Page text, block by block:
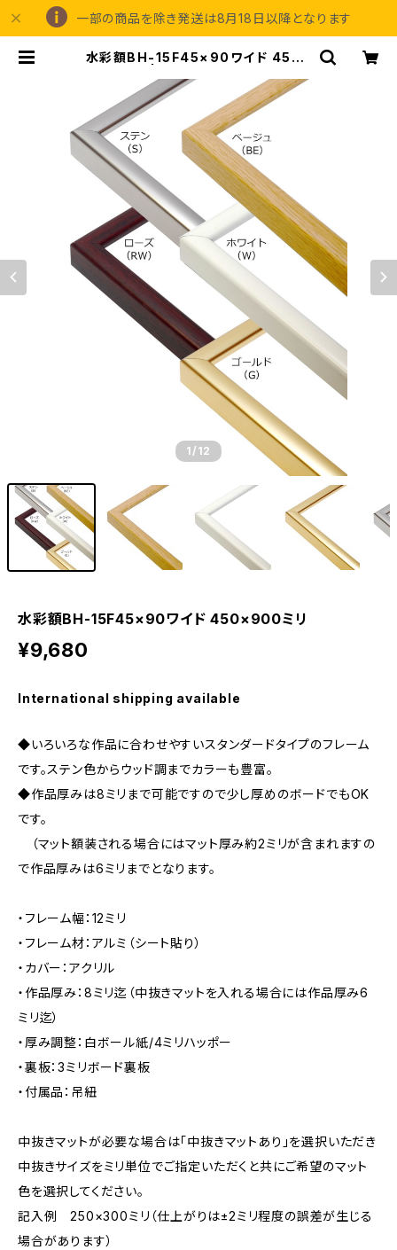
一部の商品を除き発送は8月18日以降となります
水彩額BH-15F45×90ワイド 450×
ーミングアイガ
1 /12
水彩額BH-15F45×90ワイド 450×900ミリ
¥9,680
International shipping available
◆いろいろな作品に合わせやすいスタンダードタイプのフレーム
です。ステン色からウッド調までカラーも豊富。
◆作品厚みは8ミリまで可能ですので少し厚めのボードでもOK
です。
（マット額装される場合にはマット厚み約2ミリが含まれますの
で作品厚みは6ミリまでとなります。
・フレーム幅：12ミリ
・フレーム材：アルミ（シート貼り）
・カバー：アクリル
・作品厚み：8ミリ迄（中抜きマットを入れる場合には作品厚み6
ミリ迄）
・厚み調整：白ボール紙/4ミリハッポー
・裏板：3ミリボード裏板
・付属品：吊紐
中抜きマットが必要な場合は「中抜きマットあり」を選択いただき
中抜きサイズをミリ単位でご指定いただくと共にご希望のマット
色を選択してください。
記入例 250×300ミリ（仕上がりは±2ミリ程度の誤差が生じる
場合があります）